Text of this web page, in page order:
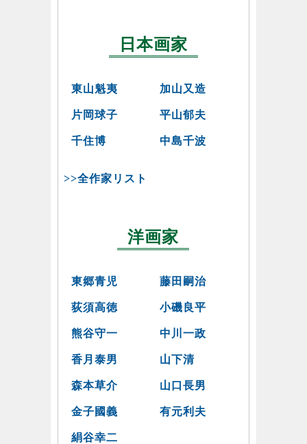
日本画家
東山魁夷 加山又造
片岡球子 平山郁夫
千住博 中島千波
>>全作家リスト
洋画家
東郷青児 藤田嗣治
荻須高徳 小磯良平
熊谷守一 中川一政
香月泰男 山下清
森本草介 山口長男
金子國義 有元利夫
絹谷幸二